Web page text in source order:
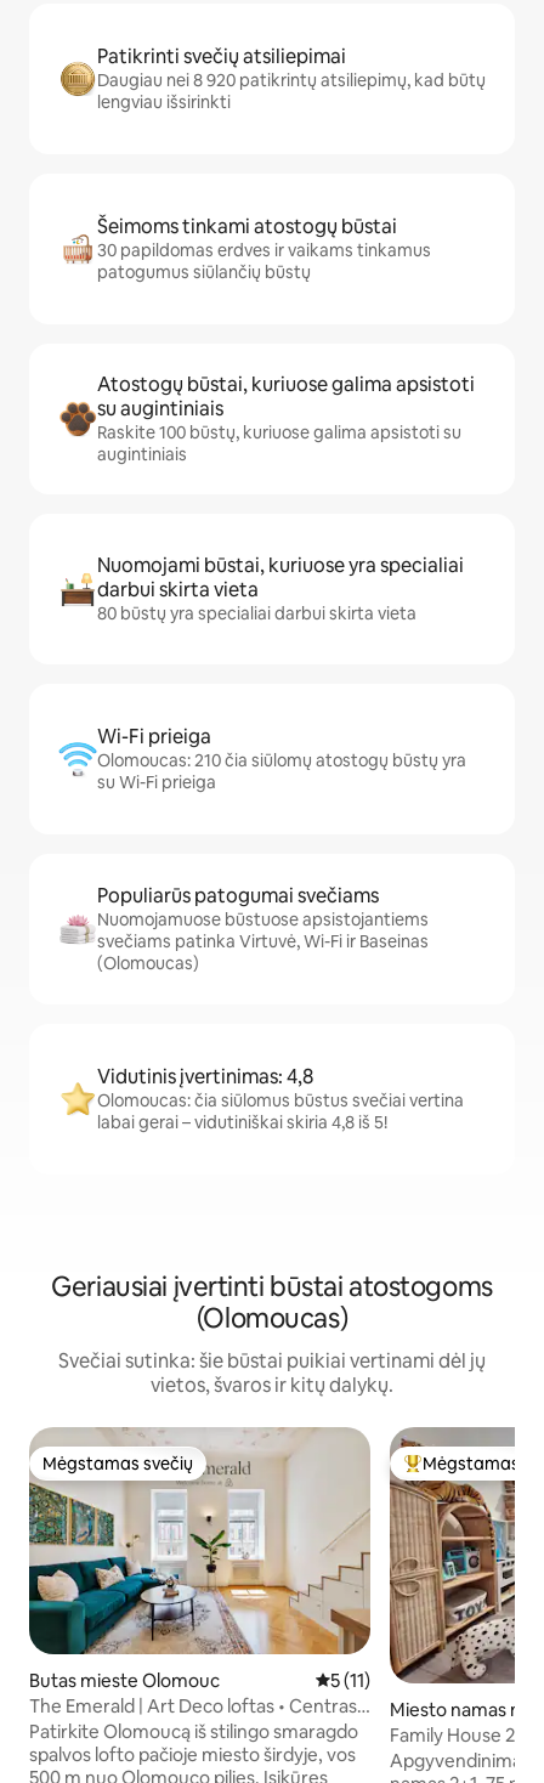
Patikrinti svečių atsiliepimai
Daugiau nei 8 920 patikrintų atsiliepimų, kad būtų
lengviau išsirinkti
Šeimoms tinkami atostogų būstai
30 papildomas erdves ir vaikams tinkamus
patogumus siūlančių būstų
Atostogų būstai, kuriuose galima apsistoti
su augintiniais
Raskite 100 būstų, kuriuose galima apsistoti su
augintiniais
Nuomojami būstai, kuriuose yra specialiai
darbui skirta vieta
80 būstų yra specialiai darbui skirta vieta
Wi-Fi prieiga
Olomoucas: 210 čia siūlomų atostogų būstų yra
su Wi-Fi prieiga
Populiarūs patogumai svečiams
Nuomojamuose būstuose apsistojantiems
svečiams patinka Virtuvė, Wi-Fi ir Baseinas
(Olomoucas)
Vidutinis įvertinimas: 4,8
Olomoucas: čia siūlomus būstus svečiai vertina
labai gerai – vidutiniškai skiria 4,8 iš 5!
Geriausiai įvertinti būstai atostogoms
(Olomoucas)
Svečiai sutinka: šie būstai puikiai vertinami dėl jų
vietos, švaros ir kitų dalykų.
Mėgstamas svečių
Mėgstamas svečių
Butas mieste Olomouc Vidutinis įvertinimas: 5 iš 5,
5 (11)
The Emerald | Art Deco loftas • Centras •
Savarankiškas atvykimas
Patirkite Olomoucą iš stilingo smaragdo
spalvos lofto pačioje miesto širdyje, vos
500 m nuo Olomouco pilies. Įsikūręs
Svečių
Mėgstamas
Miesto namas
ouc
Family House
Nemokamas
Apgyvendinimas